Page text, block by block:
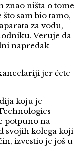
znao ništa o tome
sam bio tamo,
za vodu,
Veruje da
napredak –
jer ćete
koju je
potpuno na
svojih kolega koji
izvestio je još u